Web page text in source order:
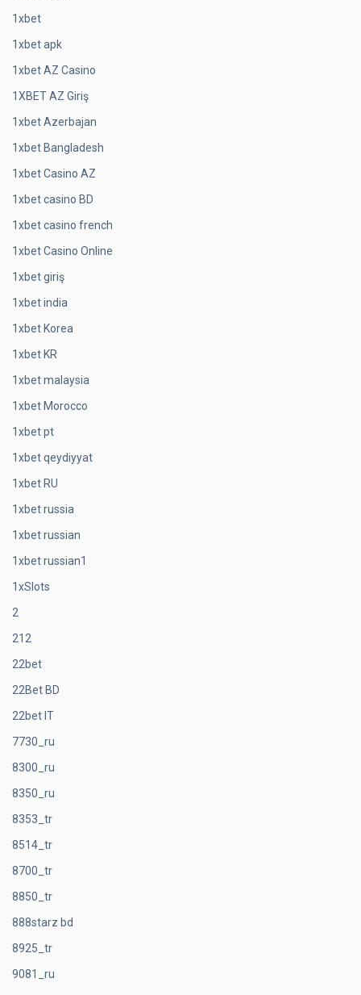
1xbet
1xbet apk
1xbet AZ Casino
1XBET AZ Giriş
1xbet Azerbajan
1xbet Bangladesh
1xbet Casino AZ
1xbet casino BD
1xbet casino french
1xbet Casino Online
1xbet giriş
1xbet india
1xbet Korea
1xbet KR
1xbet malaysia
1xbet Morocco
1xbet pt
1xbet qeydiyyat
1xbet RU
1xbet russia
1xbet russian
1xbet russian1
1xSlots
2
212
22bet
22Bet BD
22bet IT
7730_ru
8300_ru
8350_ru
8353_tr
8514_tr
8700_tr
8850_tr
888starz bd
8925_tr
9081_ru